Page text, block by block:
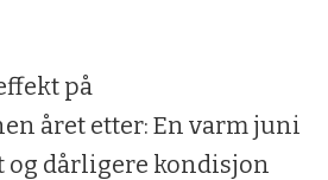
på
året etter: En varm juni
og dårligere kondisjon